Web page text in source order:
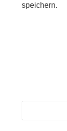
speichern.